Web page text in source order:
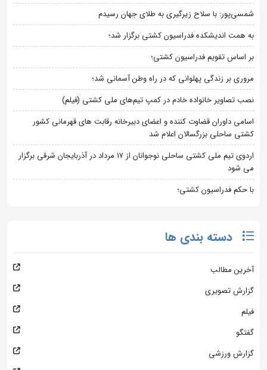
شمسی‌پور: با سلاح زیرگیری به طلای جهان رسیدم
به همت اندیشکده فدراسیون کشتی برگزار شد؛
بر اساس تقویم فدراسیون کشتی؛
مروری بر زندگی پهلوانی که در راه وطن آسمانی شد؛
نصب تصاویر خانواده خادم در کمپ تیم‌های ملی کشتی (فیلم)
اسامی داوران قضاوت کننده و اعضای دبیرخانه رقابت های قهرمانی کشور
کشتی ساحلی بزرگسالان اعلام شد
اردوی تیم ملی کشتی ساحلی نوجوانان از 17 مرداد در آذربایجان شرقی برگزار
می شود
با حکم فدراسیون کشتی؛
دسته بندی ها
آخرین مطالب
گزارش تصویری
فیلم
گفتگو
گزارش ورزشی